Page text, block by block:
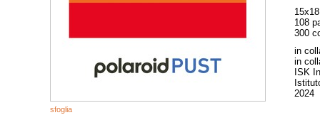
sfoglia
15x18
108
300
in
in
ISK
2024